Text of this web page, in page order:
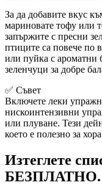
За да добавите вкус
мариновате тофу или
запържите с пресни
птиците са повече по
или пуйка с ароматни
зеленчуци за добре
✅ Съвет
Включете леки
нискоинтензивни
или плуване. Тези
което е полезно за
Изтеглете
БЕЗПЛАТНО.